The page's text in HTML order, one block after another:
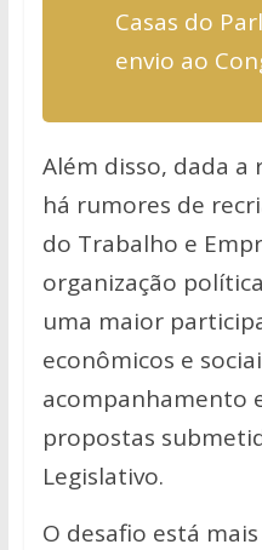
Casas do
envio ao
Além disso, dada a
há rumores de
do Trabalho e
organização
uma maior
econômicos e
acompanhamento
propostas
Legislativo.
O desafio está